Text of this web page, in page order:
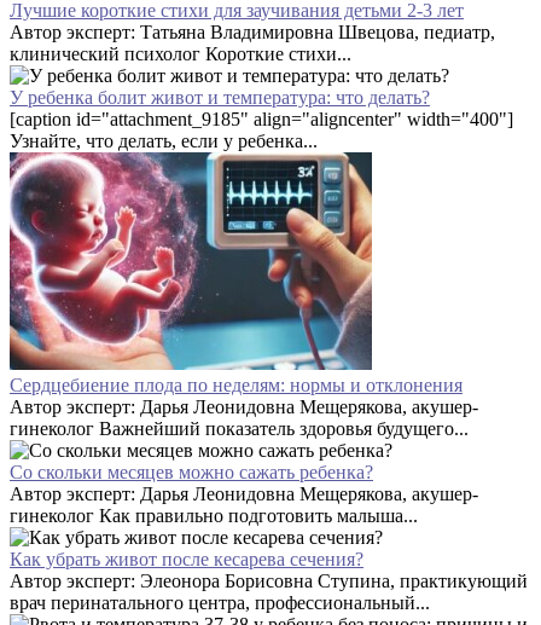
Лучшие короткие стихи для заучивания детьми 2-3 лет
Автор эксперт: Татьяна Владимировна Швецова, педиатр,
клинический психолог Короткие стихи...
У ребенка болит живот и температура: что делать?
[caption id="attachment_9185" align="aligncenter" width="400"]
Узнайте, что делать, если у ребенка...
Сердцебиение плода по неделям: нормы и отклонения
Автор эксперт: Дарья Леонидовна Мещерякова, акушер-
гинеколог Важнейший показатель здоровья будущего...
Со скольки месяцев можно сажать ребенка?
Автор эксперт: Дарья Леонидовна Мещерякова, акушер-
гинеколог Как правильно подготовить малыша...
Как убрать живот после кесарева сечения?
Автор эксперт: Элеонора Борисовна Ступина, практикующий
врач перинатального центра, профессиональный...